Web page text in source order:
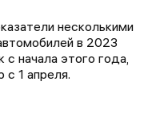
несколькими
в 2023
с начала этого года,
с 1 апреля.